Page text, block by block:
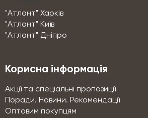
"Атлант" Харків
"Атлант" Київ
"Атлант" Дніпро
Корисна інформація
Акції та спеціальні пропозиції
Поради. Новини. Рекомендації
Оптовим покупцям